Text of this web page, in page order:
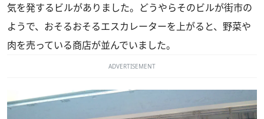
気を発するビルがありました。どうやらそのビルが街市の
ようで、おそるおそるエスカレーターを上がると、野菜や
肉を売っている商店が並んでいました。
ADVERTISEMENT